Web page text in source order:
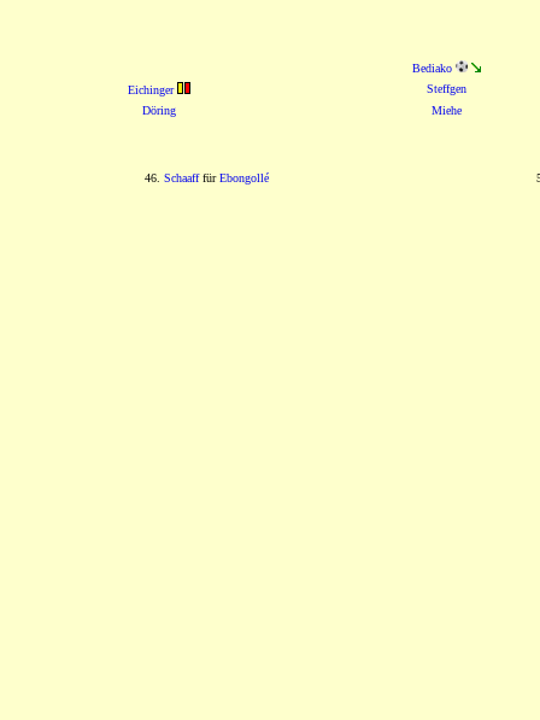
Bediako
Eichinger
Steffgen
Döring
Miehe
46. SchaafffürEbongollé